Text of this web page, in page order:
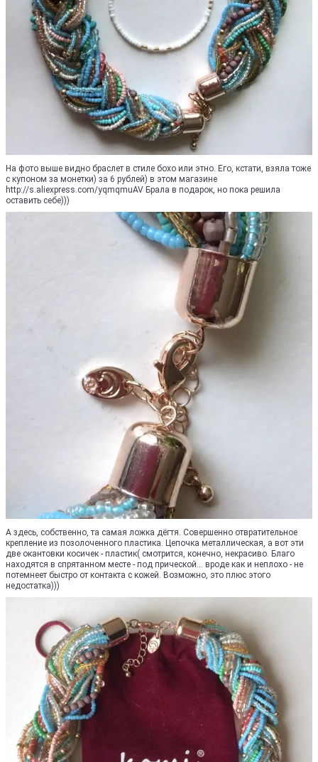
На фото выше видно браслет в стиле бохо или этно. Его, кстати, взяла тоже
с купоном за монетки) за 6 рублей) в этом магазине
http://s.aliexpress.com/yqmqmuAV Брала в подарок, но пока решила
оставить себе)))
А здесь, собственно, та самая ложка дёгтя. Совершенно отвратительное
крепление из позолоченного пластика. Цепочка металлическая, а вот эти
две окантовки косичек - пластик( смотрится, конечно, некрасиво. Благо
находятся в спрятанном месте - под прической... вроде как и неплохо - не
потемнеет быстро от контакта с кожей. Возможно, это плюс этого
недостатка)))